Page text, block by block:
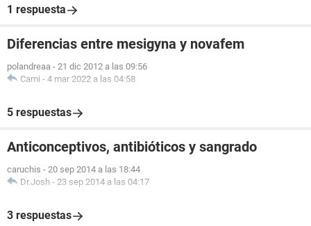
1 respuesta
Diferencias entre mesigyna y novafem
polandreaa - 21 dic 2012 a las 09:56
Cami - 4 mar 2022 a las 04:58
5 respuestas
Anticonceptivos, antibióticos y sangrado
caruchis - 20 sep 2014 a las 18:44
Dr.Josh - 23 sep 2014 a las 04:17
3 respuestas